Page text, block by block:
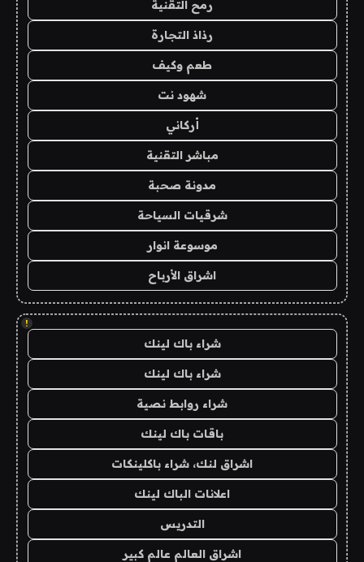
رمح التقنية
رذاذ التجارة
طعم وكيف
شهود نت
أركاني
مباشر التقنية
مدونة صحبة
شرقيات السياحة
موسوعة انوار
اشراق الأرباح
!
شراء باك لينك
شراء باك لينك
شراء روابط نصية
باقات باك لينك
اشراق لنك، شراء باكلينكات
اعلانات الباك لينك
التدريس
اشراق العالم عالم كبير